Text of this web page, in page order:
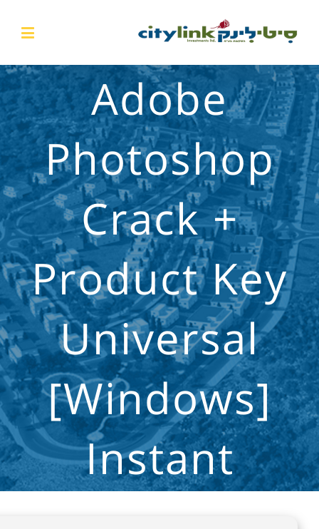
Adobe
Photoshop
Crack +
Product Key
Universal
[Windows]
Instant